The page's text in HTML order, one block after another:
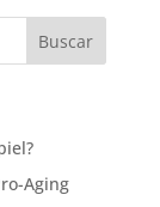
Aging